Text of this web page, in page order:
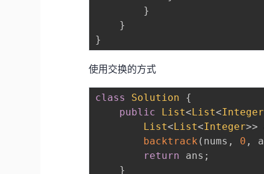
}
}
}
使用交换的方式
class Solution
{
public
List< List<Integer
List< List<Integer>>
backtrack ( nums , 0 ,
return ans ;
}